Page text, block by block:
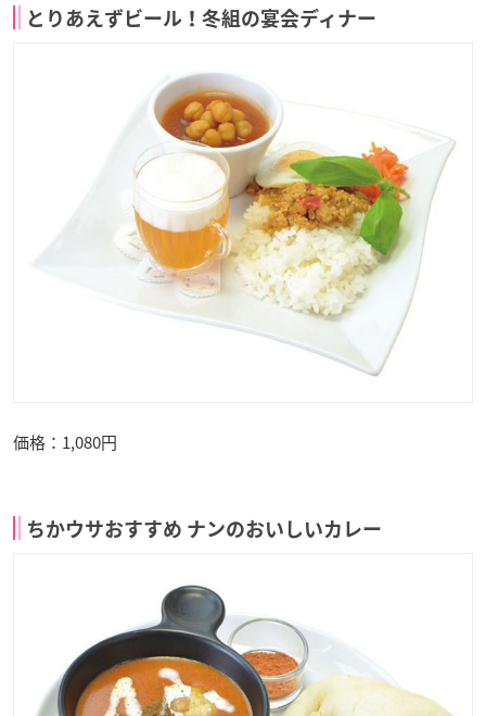
とりあえずビール！冬組の宴会ディナー
価格：1,080円
ちかウサおすすめ ナンのおいしいカレー